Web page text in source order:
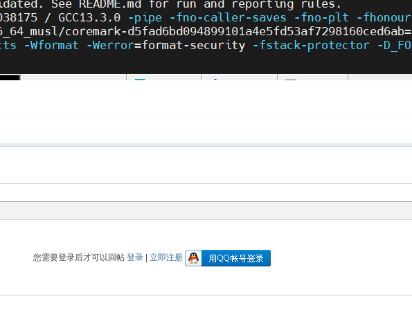
您需要登录后才可以回帖 登录| 立即注册